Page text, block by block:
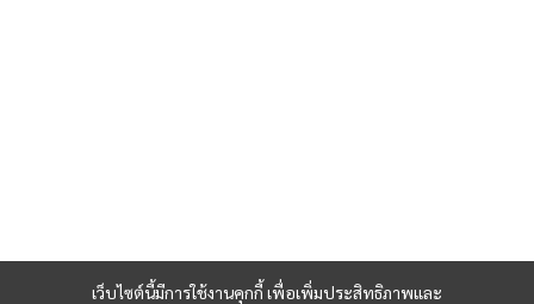
เว็บไซต์นี้มีการใช้งานคุกกี้ เพื่อเพิ่มประสิทธิภาพและ